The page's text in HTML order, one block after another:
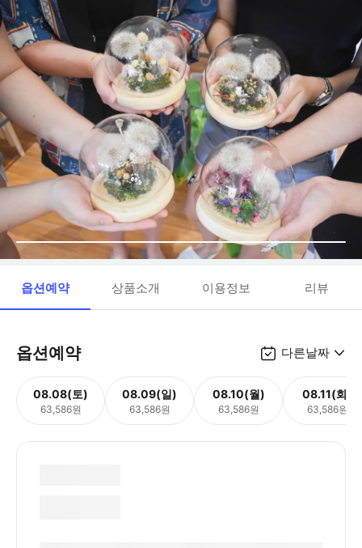
옵션예약 상품소개 이용정보 리뷰
옵션예약 다른날짜
08.08(토)
63,586원
08.09(일)
63,586원
08.10(월)
63,586원
08.11(화)
63,586원